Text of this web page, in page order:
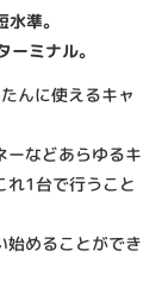
準。
ミナル。
んに使えるキャ
ーなどあらゆるキ
れ1台で行うこと
始めることができ